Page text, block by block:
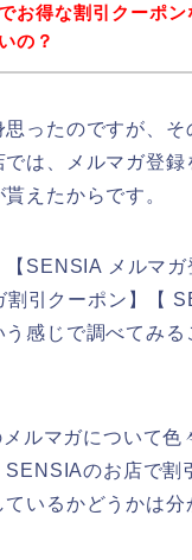
お得な割引クーポン
の？
思ったのですが、そ
は、メルマガ登録
えたからです。
SENSIA メルマガ
割引クーポン】【
感じで調べてみる
ルマガについて色
SENSIAのお店で割
ているかどうかは分